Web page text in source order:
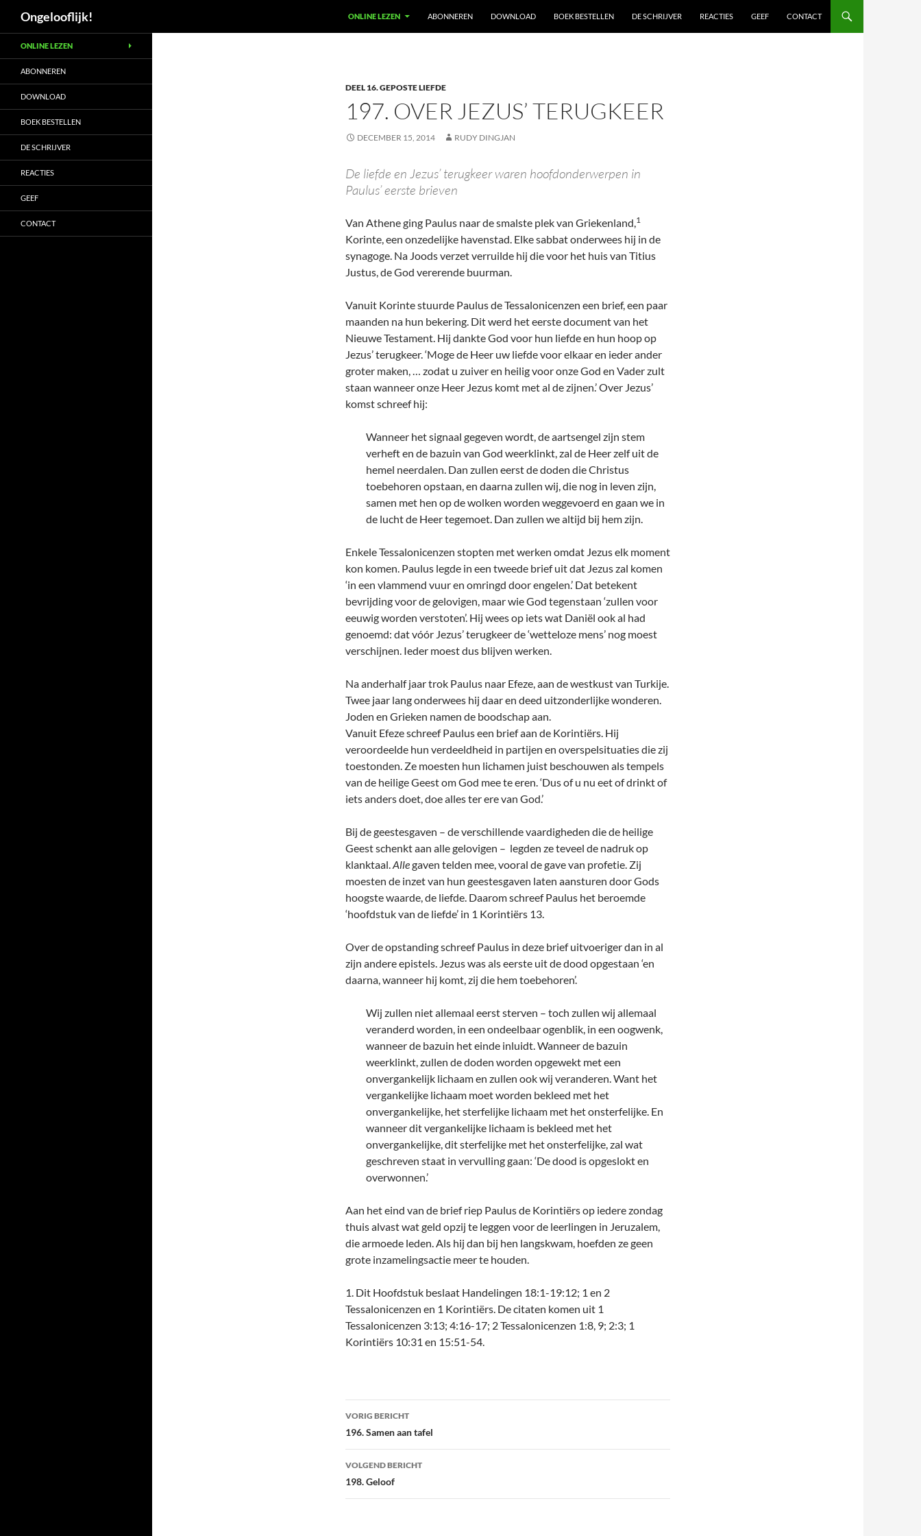
naar
Ongelooflijk! ONLINE LEZEN ABONNEREN DOWNLOAD BOEK BESTELLEN DE SCHRIJVER REACTIES GEEF CONTACT
DEEL 16. GEPOSTE LIEFDE
197. OVER JEZUS’ TERUGKEER
DECEMBER 15, 2014 RUDY DINGJAN
De liefde en Jezus’ terugkeer waren hoofdonderwerpen in
Paulus’ eerste brieven
Van Athene ging Paulus naar de smalste plek van Griekenland,1
Korinte, een onzedelijke havenstad. Elke sabbat onderwees hij in de
synagoge. Na Joods verzet verruilde hij die voor het huis van Titius
Justus, de God vererende buurman.
Vanuit Korinte stuurde Paulus de Tessalonicenzen een brief, een paar
maanden na hun bekering. Dit werd het eerste document van het
Nieuwe Testament. Hij dankte God voor hun liefde en hun hoop op
Jezus’ terugkeer. ‘Moge de Heer uw liefde voor elkaar en ieder ander
groter maken, … zodat u zuiver en heilig voor onze God en Vader zult
staan wanneer onze Heer Jezus komt met al de zijnen.’ Over Jezus’
komst schreef hij:
Wanneer het signaal gegeven wordt, de aartsengel zijn stem
verheft en de bazuin van God weerklinkt, zal de Heer zelf uit de
hemel neerdalen. Dan zullen eerst de doden die Christus
toebehoren opstaan, en daarna zullen wij, die nog in leven zijn,
samen met hen op de wolken worden weggevoerd en gaan we in
de lucht de Heer tegemoet. Dan zullen we altijd bij hem zijn.
Enkele Tessalonicenzen stopten met werken omdat Jezus elk moment
kon komen. Paulus legde in een tweede brief uit dat Jezus zal komen
‘in een vlammend vuur en omringd door engelen.’ Dat betekent
bevrijding voor de gelovigen, maar wie God tegenstaan ‘zullen voor
eeuwig worden verstoten’. Hij wees op iets wat Daniël ook al had
genoemd: dat vóór Jezus’ terugkeer de ‘wetteloze mens’ nog moest
verschijnen. Ieder moest dus blijven werken.
Na anderhalf jaar trok Paulus naar Efeze, aan de westkust van Turkije.
Twee jaar lang onderwees hij daar en deed uitzonderlijke wonderen.
Joden en Grieken namen de boodschap aan.
Vanuit Efeze schreef Paulus een brief aan de Korintiërs. Hij
veroordeelde hun verdeeldheid in partijen en overspelsituaties die zij
toestonden. Ze moesten hun lichamen juist beschouwen als tempels
van de heilige Geest om God mee te eren. ‘Dus of u nu eet of drinkt of
iets anders doet, doe alles ter ere van God.’
Bij de geestesgaven – de verschillende vaardigheden die de heilige
Geest schenkt aan alle gelovigen – legden ze teveel de nadruk op
klanktaal.Allegaven telden mee, vooral de gave van profetie. Zij
moesten de inzet van hun geestesgaven laten aansturen door Gods
hoogste waarde, de liefde. Daarom schreef Paulus het beroemde
‘hoofdstuk van de liefde’ in 1 Korintiërs 13.
Over de opstanding schreef Paulus in deze brief uitvoeriger dan in al
zijn andere epistels. Jezus was als eerste uit de dood opgestaan ‘en
daarna, wanneer hij komt, zij die hem toebehoren’.
Wij zullen niet allemaal eerst sterven – toch zullen wij allemaal
veranderd worden, in een ondeelbaar ogenblik, in een oogwenk,
wanneer de bazuin het einde inluidt. Wanneer de bazuin
weerklinkt, zullen de doden worden opgewekt met een
onvergankelijk lichaam en zullen ook wij veranderen. Want het
vergankelijke lichaam moet worden bekleed met het
onvergankelijke, het sterfelijke lichaam met het onsterfelijke. En
wanneer dit vergankelijke lichaam is bekleed met het
onvergankelijke, dit sterfelijke met het onsterfelijke, zal wat
geschreven staat in vervulling gaan: ‘De dood is opgeslokt en
overwonnen.’
Aan het eind van de brief riep Paulus de Korintiërs op iedere zondag
thuis alvast wat geld opzij te leggen voor de leerlingen in Jeruzalem,
die armoede leden. Als hij dan bij hen langskwam, hoefden ze geen
grote inzamelingsactie meer te houden.
1. Dit Hoofdstuk beslaat Handelingen 18:1-19:12; 1 en 2
Tessalonicenzen en 1 Korintiërs. De citaten komen uit 1
Tessalonicenzen 3:13; 4:16-17; 2 Tessalonicenzen 1:8, 9; 2:3; 1
Korintiërs 10:31 en 15:51-54.
Bericht
navigatie
VORIG BERICHT
196. Samen aan tafel
VOLGEND BERICHT
198. Geloof
ONLINE LEZEN
ABONNEREN
DOWNLOAD
BOEK BESTELLEN
DE SCHRIJVER
REACTIES
GEEF
CONTACT